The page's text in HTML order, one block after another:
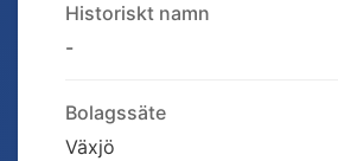
Historiskt namn
-
Bolagssäte
Växjö